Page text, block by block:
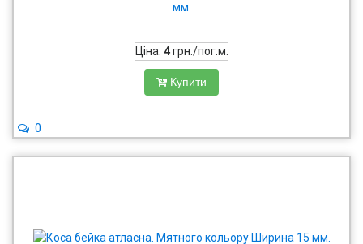
мм.
Ціна: 4грн./пог.м.
Купити
0